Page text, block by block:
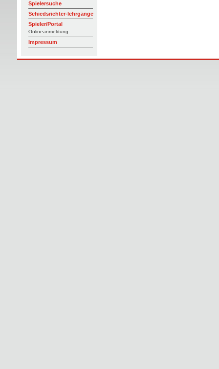
Spielersuche
Schiedsrichter-lehrgänge
Spieler/Portal
Onlineanmeldung
Impressum